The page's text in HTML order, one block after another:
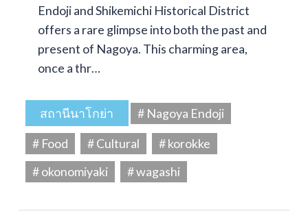
Endoji and Shikemichi Historical District
offers a rare glimpse into both the past and
present of Nagoya. This charming area,
once a thr…
สถานีนาโกย่า
# Nagoya Endoji
# Food
# Cultural
# korokke
# okonomiyaki
# wagashi